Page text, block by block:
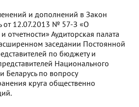
и дополнений в Закон
от 12.07.2013 № 57-З «О
отчетности» Аудиторская палата
заседании Постоянной
по бюджету и
Национального
Беларусь по вопросу
круга общественно